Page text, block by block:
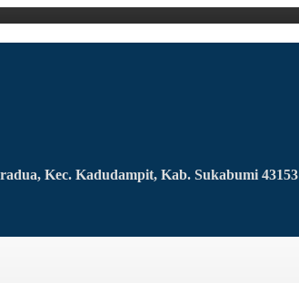
Kec. Kadudampit, Kab. Sukabumi 43153